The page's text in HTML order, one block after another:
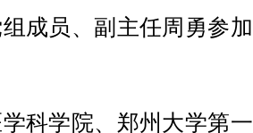
成员、副主任周勇参
学院、郑州大学第